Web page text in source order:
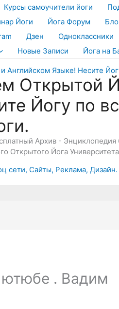
Курсы самоучители йоги
Йоги Йога Форум
Дзен Одноклассники
Новые Записи Йога на
Открытой
Йогу по
Архив -
Открытого Йога
Сайты, Реклама,
ютюбе . Вадим